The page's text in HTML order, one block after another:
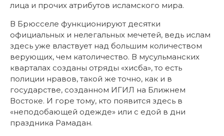
лица и прочих атрибутов исламского мира.
В Брюсселе функционируют десятки
официальных и нелегальных мечетей, ведь ислам
здесь уже властвует над большим количеством
верующих, чем католичество. В мусульманских
кварталах созданы отряды «хисба», то есть
полиции нравов, такой же точно, как и в
государстве, созданном ИГИЛ на Ближнем
Востоке. И горе тому, кто появится здесь в
«неподобающей одежде» или с едой в дни
праздника Рамадан.